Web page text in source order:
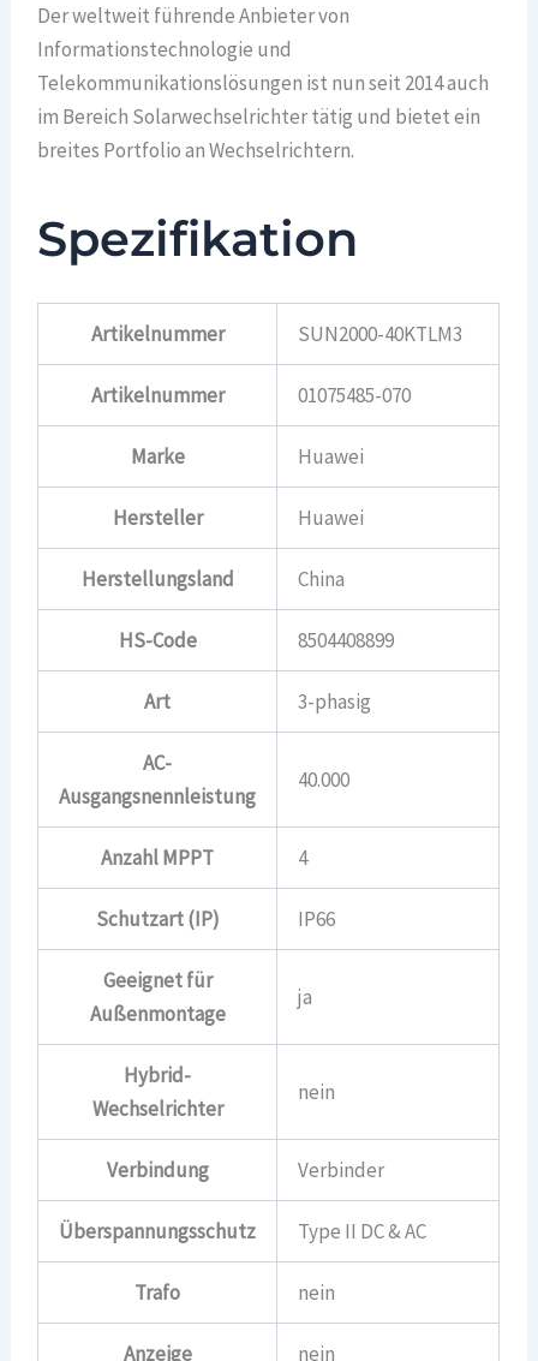
Der weltweit führende Anbieter von
Informationstechnologie und
Telekommunikationslösungen ist nun seit 2014 auch
im Bereich Solarwechselrichter tätig und bietet ein
breites Portfolio an Wechselrichtern.
Spezifikation
Artikelnummer SUN2000-40KTLM3
Artikelnummer 01075485-070
Marke Huawei
Hersteller Huawei
Herstellungsland China
HS-Code 8504408899
Art 3-phasig
AC-
Ausgangsnennleistung
40.000
Anzahl MPPT 4
Schutzart (IP) IP66
Geeignet für
Außenmontage
ja
Hybrid-
Wechselrichter
nein
Verbindung Verbinder
Überspannungsschutz Type II DC & AC
Trafo nein
Anzeige nein